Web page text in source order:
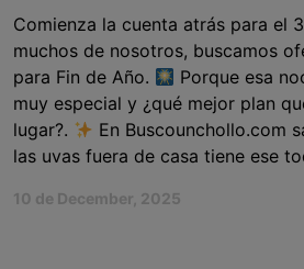
Comienza la cuenta atrás para el
muchos de nosotros, buscamos
para Fin de Año.
Porque esa
muy especial y ¿qué mejor plan
lugar?.
En Buscounchollo.com
las uvas fuera de casa tiene ese
10 de December, 2025